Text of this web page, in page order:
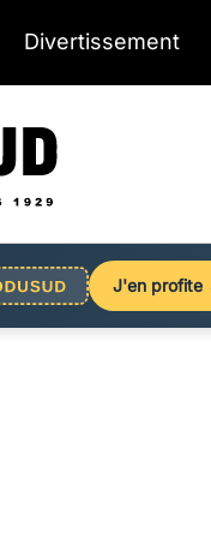
Divertissement
J'en profite